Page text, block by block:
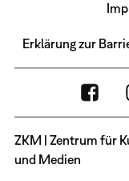
Erklärung zur
ZKM | Zentrum für
und Medien